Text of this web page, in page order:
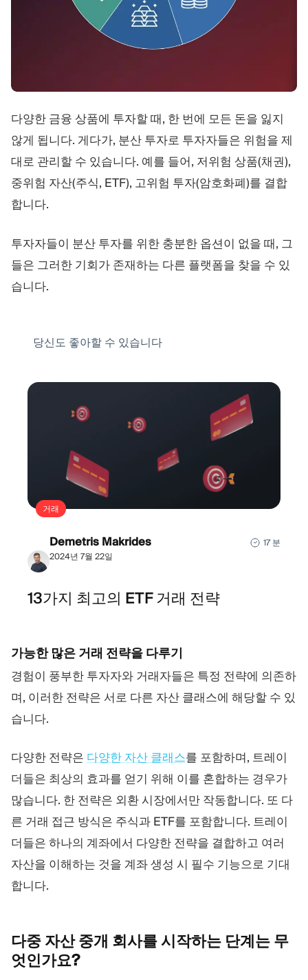
다양한 금융 상품에 투자할 때, 한 번에 모든 돈을 잃지
않게 됩니다. 게다가, 분산 투자로 투자자들은 위험을 제
대로 관리할 수 있습니다. 예를 들어, 저위험 상품(채권),
중위험 자산(주식, ETF), 고위험 투자(암호화폐)를 결합
합니다.
투자자들이 분산 투자를 위한 충분한 옵션이 없을 때, 그
들은 그러한 기회가 존재하는 다른 플랫폼을 찾을 수 있
습니다.
당신도 좋아할 수 있습니다
거래
Demetris Makrides
2024년 7월 22일
17 분
13가지 최고의 ETF 거래 전략
가능한 많은 거래 전략을 다루기
경험이 풍부한 투자자와 거래자들은 특정 전략에 의존하
며, 이러한 전략은 서로 다른 자산 클래스에 해당할 수 있
습니다.
다양한 전략은 다양한 자산 클래스를 포함하며, 트레이
더들은 최상의 효과를 얻기 위해 이를 혼합하는 경우가
많습니다. 한 전략은 외환 시장에서만 작동합니다. 또 다
른 거래 접근 방식은 주식과 ETF를 포함합니다. 트레이
더들은 하나의 계좌에서 다양한 전략을 결합하고 여러
자산을 이해하는 것을 계좌 생성 시 필수 기능으로 기대
합니다.
다중 자산 중개 회사를 시작하는 단계는 무
엇인가요?